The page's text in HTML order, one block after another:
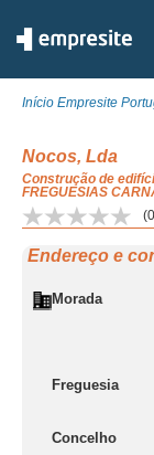
Início Empresite
Nocos, Lda
Construção de
FREGUESIAS
(0
Endereço e
Morada
Freguesia
Concelho